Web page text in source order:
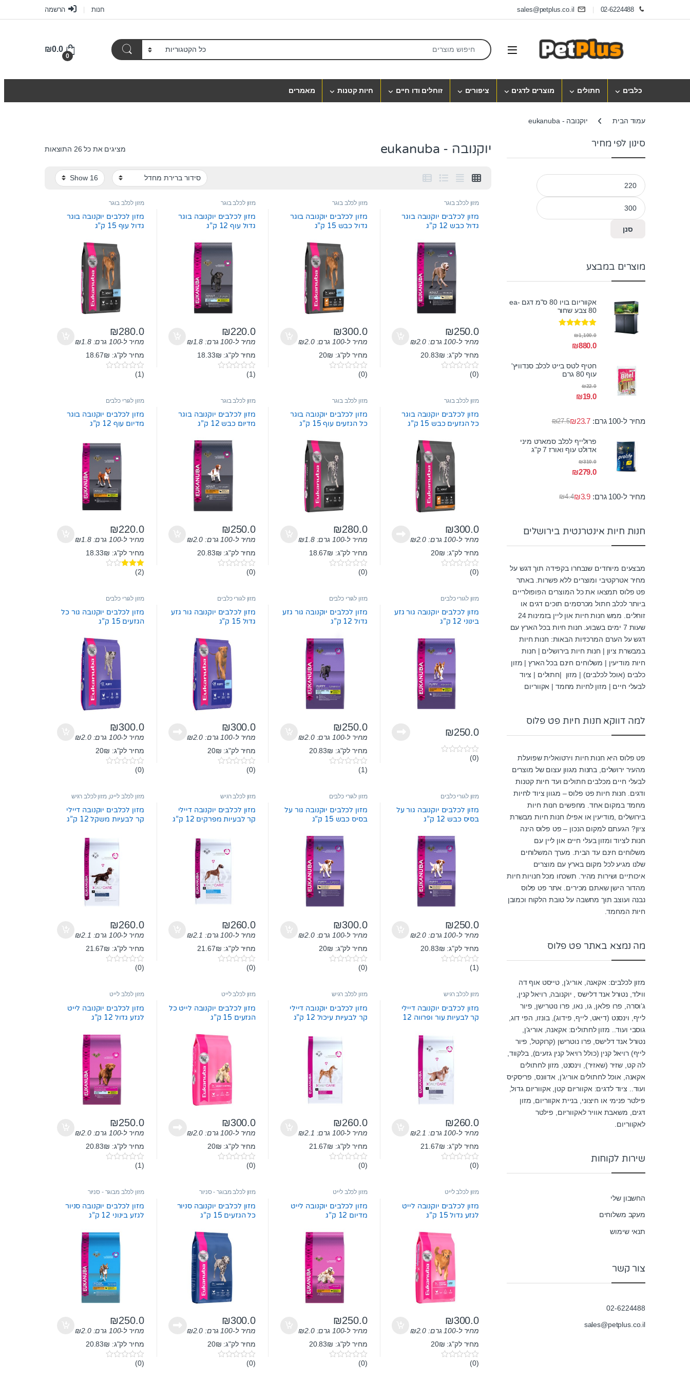
Skip to navigation
02-6224488
sales@petplus.co.il חנות הרשמה
Open
Search for:
0
₪0.0
כלבים חתולים מוצרים לדגים ציפורים זוחלים ודו חיים חיות קטנות מאמרים
עמוד הבית יוקנובה - eukanuba
יוקנובה - eukanuba מציגים את כל ⁦26⁩ התוצאות
מזון לכלב בוגר
מזון לכלבים יוקנובה בוגר
גדול כבש 12 ק”ג
₪250.0
מחיר ל-100 גרם: ₪2.0
מחיר לק"ג: 20.83₪
0
o
f
5
(0)
מזון לכלב בוגר
מזון לכלבים יוקנובה בוגר
גדול כבש 15 ק”ג
₪300.0
מחיר ל-100 גרם: ₪2.0
מחיר לק"ג: 20₪
0
o
f
5
(0)
מזון לכלב בוגר
מזון לכלבים יוקנובה בוגר
גדול עוף 12 ק”ג
₪220.0
מחיר ל-100 גרם: ₪1.8
מחיר לק"ג: 18.33₪
0
o
f
5
(1)
מזון לכלב בוגר
מזון לכלבים יוקנובה בוגר
גדול עוף 15 ק”ג
₪280.0
מחיר ל-100 גרם: ₪1.8
מחיר לק"ג: 18.67₪
0
o
f
5
(1)
מזון לכלב בוגר
מזון לכלבים יוקנובה בוגר
כל הגזעים כבש 15 ק”ג
₪300.0
מחיר ל-100 גרם: ₪2.0
מחיר לק"ג: 20₪
0
o
f
5
(0)
מזון לכלב בוגר
מזון לכלבים יוקנובה בוגר
כל הגזעים עוף 15 ק”ג
₪280.0
מחיר ל-100 גרם: ₪1.8
מחיר לק"ג: 18.67₪
0
o
f
5
(0)
מזון לכלב בוגר
מזון לכלבים יוקנובה בוגר
מדיום כבש 12 ק”ג
₪250.0
מחיר ל-100 גרם: ₪2.0
מחיר לק"ג: 20.83₪
0
o
f
5
(0)
מזון לגורי כלבים
מזון לכלבים יוקנובה בוגר
מדיום עוף 12 ק”ג
₪220.0
מחיר ל-100 גרם: ₪1.8
מחיר לק"ג: 18.33₪
דורג(2)
מזון לגורי כלבים
מזון לכלבים יוקנובה גור גזע
בינוני 12 ק”ג
₪250.0
0
f
(0)
מזון לגורי כלבים
מזון לכלבים יוקנובה גור גזע
גדול 12 ק”ג
₪250.0
מחיר ל-100 גרם: ₪2.0
מחיר לק"ג: 20.83₪
0
o
f
5
(1)
מזון לגורי כלבים
מזון לכלבים יוקנובה גור גזע
גדול 15 ק”ג
₪300.0
מחיר ל-100 גרם: ₪2.0
מחיר לק"ג: 20₪
0
o
f
5
(0)
מזון לגורי כלבים
מזון לכלבים יוקנובה גור כל
הגזעים 15 ק”ג
₪300.0
מחיר ל-100 גרם: ₪2.0
מחיר לק"ג: 20₪
0
o
f
5
(0)
מזון לגורי כלבים
מזון לכלבים יוקנובה גור על
בסיס כבש 12 ק”ג
₪250.0
מחיר ל-100 גרם: ₪2.0
מחיר לק"ג: 20.83₪
0
o
f
5
(1)
מזון לגורי כלבים
מזון לכלבים יוקנובה גור על
בסיס כבש 15 ק”ג
₪300.0
מחיר ל-100 גרם: ₪2.0
מחיר לק"ג: 20₪
0
o
f
5
(0)
מזון לכלב רגיש
מזון לכלבים יוקנובה דיילי
קר לבעיות מפרקים 12 ק”ג
₪260.0
מחיר ל-100 גרם: ₪2.1
מחיר לק"ג: 21.67₪
0
o
f
5
(0)
מזון לכלב לייט,מזון לכלב רגיש
מזון לכלבים יוקנובה דיילי
קר לבעיות משקל 12 ק”ג
₪260.0
מחיר ל-100 גרם: ₪2.1
מחיר לק"ג: 21.67₪
0
o
f
5
(0)
מזון לכלב רגיש
מזון לכלבים יוקנובה דיילי
קר לבעיות עור ופרווה 12
₪260.0
מחיר ל-100 גרם: ₪2.1
מחיר לק"ג: 21.67₪
0
o
f
5
(0)
מזון לכלב רגיש
מזון לכלבים יוקנובה דיילי
קר לבעיות עיכול 12 ק”ג
₪260.0
מחיר ל-100 גרם: ₪2.1
מחיר לק"ג: 21.67₪
0
o
f
5
(0)
מזון לכלב לייט
מזון לכלבים יוקנובה לייט כל
הגזעים 15 ק”ג
₪300.0
מחיר ל-100 גרם: ₪2.0
מחיר לק"ג: 20₪
0
o
f
5
(0)
מזון לכלב לייט
מזון לכלבים יוקנובה לייט
לגזע גדול 12 ק”ג
₪250.0
מחיר ל-100 גרם: ₪2.0
מחיר לק"ג: 20.83₪
0
o
f
5
(1)
מזון לכלב לייט
מזון לכלבים יוקנובה לייט
לגזע גדול 15 ק”ג
₪300.0
מחיר ל-100 גרם: ₪2.0
מחיר לק"ג: 20₪
0(0)
מזון לכלב לייט
מזון לכלבים יוקנובה לייט
מדיום 12 ק”ג
₪250.0
מחיר ל-100 גרם: ₪2.0
מחיר לק"ג: 20.83₪
0
(0)
מזון לכלב מבוגר - סניור
מזון לכלבים יוקנובה סניור
כל הגזעים 15 ק”ג
₪300.0
מחיר ל-100 גרם: ₪2.0
מחיר לק"ג: 20₪
0(0)
מזון לכלב מבוגר - סניור
מזון לכלבים יוקנובה סניור
לגזע בינוני 12 ק”ג
₪250.0
מחיר ל-100 גרם: ₪2.0
מחיר לק"ג: 20.83₪
0
(0)
סינון לפי מחיר
מחיר מינימלי
מחיר מקסימלי
סנן
מוצרים במבצע
אקווריום בויו 80 ס"מ דגם ea-
80 צבע שחור
דורג 5.00
מתוך 5
₪880.0
₪1,100.0
חטיף לטס בייט לכלב סנדוויץ'
עוף 80 גרם
₪19.0
₪22.0
מחיר ל-100 גרם: ₪27.5₪23.7
פרולייף לכלב סמארט מיני
אדולט עוף ואורז 7 ק"ג
₪279.0
₪310.0
מחיר ל-100 גרם: ₪4.4₪3.9
חנות חיות אינטרנטית בירושלים
מבצעים מיוחדים שנבחרו בקפידה תוך דגש על
מחיר אטרקטיבי ומוצרים ללא פשרות. באתר
פט פלוס תמצאו את כל המוצרים הפופולריים
ביותר לכלב חתול מכרסמים תוכים דגים או
זוחלים. ממש חנות חיות און ליין בזמינות 24
שעות 7 ימים בשבוע. חנות חיות בכל הארץ עם
דגש על הערם המרכזיות הבאות: חנות חיות
במבשרת ציון | חנות חיות בירושלים | חנות
חיות מודיעין | משלוחים חינם בכל הארץ | מזון
כלבים (אוכל לכלבים) | מזון |חתולים | ציוד
לבעלי חיים | מזון לחיות מחמד | אקווריום
למה דווקא חנות חיות פט פלוס
פט פלוס היא חנות חיות וירטואלית שפועלת
מהעיר ירושלים, בחנות מגוון עצום של מוצרים
לבעלי חיים מכלבים חתולים ועד חיות קטנות
ודגים. חנות חיות פט פלוס – מגוון ציוד לחיות
מחמד במקום אחד. מחפשים חנות חיות
בירושלים ,מודיעין או אפילו חנות חיות מבשרת
ציון? הגעתם למקום הנכון – פט פלוס הינה
חנות לציוד ומזון בעלי חיים און ליין עם
משלוחים חינם עד הבית. מערך המשלוחים
שלנו מגיע לכל מקום בארץ עם מוצרים
איכותיים ושירות מהיר. תשכחו מכל חנויות חיות
מהדור הישן שאתם מכירים. אתר פט פלוס
נבנה ועוצב תוך מחשבה על טובת הלקוח וכמובן
חיות המחמד.
מה נמצא באתר פט פלוס
מזון לכלבים: אקאנה, אוריג’ן, טייסט אוף דה
ווילד, נטורל אנד דלישס , יוקנובה, רויאל קנין,
ג’וסרה, פרו פלאן, גו, נאו, פרו נוטרישן, פיור
לייף, וינסנט (דיאט, לייף, פידוג), בונזו, הפי דוג,
גוסבי ועוד.. מזון לחתולים: אקאנה, אוריג’ן,
נטורל אנד דלישס, פרו נוטרישן (קרוקטל, פיור
לייף) רויאל קנין (כולל רויאל קנין גזעים), בלקווד,
לה קט, שזיר (שאזיר), וינסנט, מזון לחתולים
אקאנה, אוכל לחתולים אוריג’ן, אדוונס, פריסקיס
ועוד.. ציוד לדגים: אקווריום קטן, אקווריום גדול,
פילטר פנימי או חיצוני, בניית אקווריום, מזון
דגים, משאבת אוויר לאקווריום, פילטר
לאקווריום.
שירות לקוחות
החשבון שלי
מעקב משלוחים
תנאי שימוש
צור קשר
02-6224488
sales@petplus.co.il